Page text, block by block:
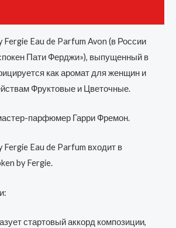
Eau de Parfum Avon (в России
Пати Ферджи»), выпущенный в
как аромат для женщин и
Фруктовые и Цветочные.
парфюмер Гарри Фремон.
Eau de Parfum входит в
by Fergie.
стартовый аккорд композиции,